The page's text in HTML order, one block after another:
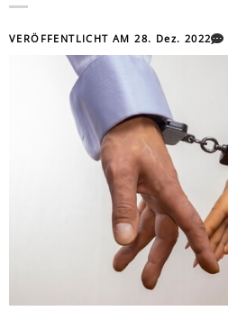
VERÖFFENTLICHT AM28. Dez. 2022